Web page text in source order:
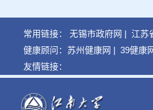
常用链接： 无锡市政府网 | 江苏
健康顾问： 苏州健康网 | 39健康
友情链接：